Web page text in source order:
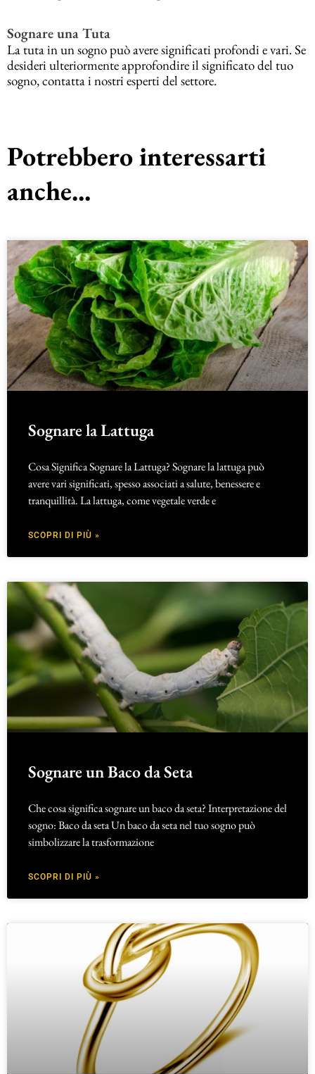
Sognare una Tuta
La tuta in un sogno può avere significati profondi e vari. Se
desideri ulteriormente approfondire il significato del tuo
sogno, contatta i nostri esperti del settore.
Potrebbero interessarti
anche...
Sognare la Lattuga
Cosa Significa Sognare la Lattuga? Sognare la lattuga può
avere vari significati, spesso associati a salute, benessere e
tranquillità. La lattuga, come vegetale verde e
SCOPRI DI PIÙ »
Sognare un Baco da Seta
Che cosa significa sognare un baco da seta? Interpretazione del
sogno: Baco da seta Un baco da seta nel tuo sogno può
simbolizzare la trasformazione
SCOPRI DI PIÙ »